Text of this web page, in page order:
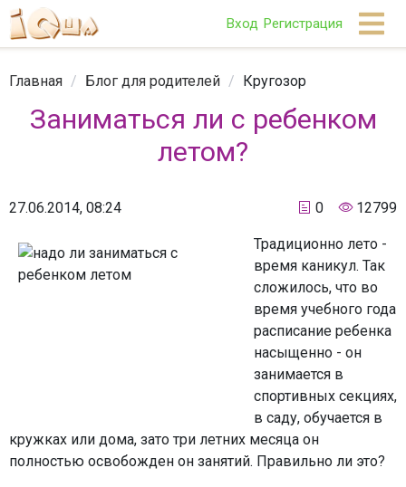
Вход Регистрация
Главная / Блог для родителей / Кругозор
Заниматься ли с ребенком
летом?
27.06.2014, 08:24 0 12799
Традиционно лето -
время каникул. Так
сложилось, что во
время учебного года
расписание ребенка
насыщенно - он
занимается в
спортивных секциях,
в саду, обучается в
кружках или дома, зато три летних месяца он
полностью освобожден он занятий. Правильно ли это?